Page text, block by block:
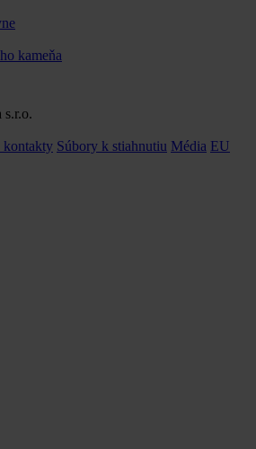
kameňa
kontakty Súbory k stiahnutiu Média EU